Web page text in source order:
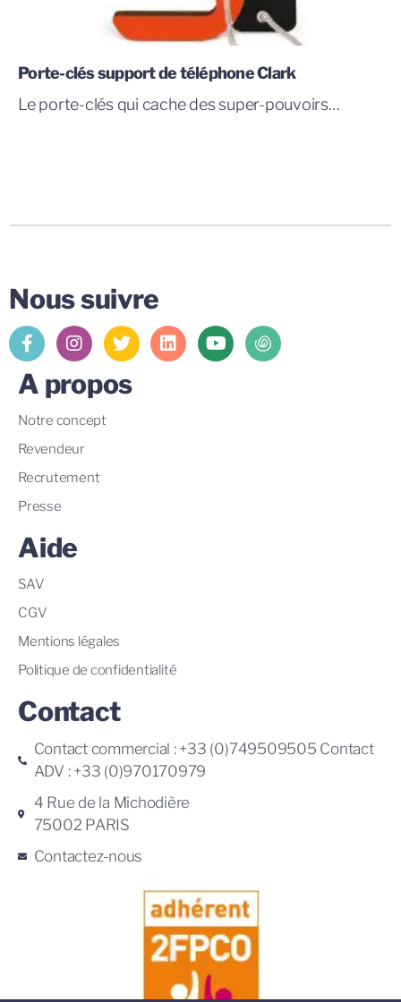
Porte-clés support de téléphone Clark
Le porte-clés qui cache des super-pouvoirs…
Nous suivre
A propos
Notre concept
Revendeur
Recrutement
Presse
Aide
SAV
CGV
Mentions légales
Politique de confidentialité
Contact
Contact commercial : +33 (0)749509505 Contact
ADV : +33 (0)970170979
4 Rue de la Michodière
75002 PARIS
Contactez-nous